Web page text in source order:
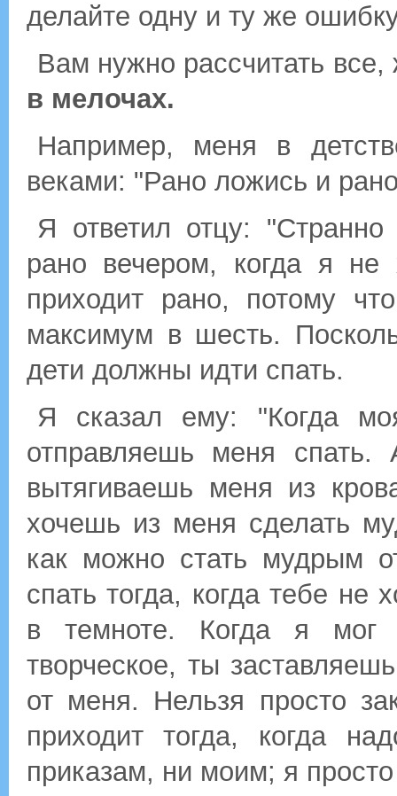
делайте одну и ту же
Вам нужно рассчитать
в мелочах.
Например, меня в
веками: "Рано ложись и
Я ответил отцу:
рано вечером, когда я
приходит рано, потому
максимум в шесть.
дети должны идти спать.
Я сказал ему: "Когда
отправляешь меня
вытягиваешь меня из
хочешь из меня сделать
как можно стать мудрым
спать тогда, когда тебе не
в темноте. Когда я мог
творческое, ты
от меня. Нельзя просто
приходит тогда, когда
приказам, ни моим; я